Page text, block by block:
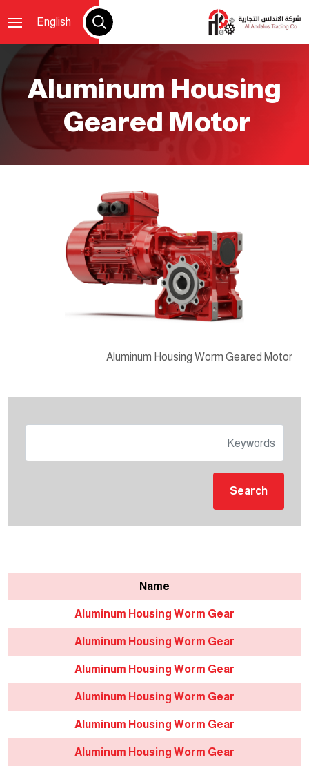
English
Aluminum Housing
Geared Motor
Aluminum Housing Worm Geared Motor
Search
Name
Aluminum Housing Worm Gear
Aluminum Housing Worm Gear
Aluminum Housing Worm Gear
Aluminum Housing Worm Gear
Aluminum Housing Worm Gear
Aluminum Housing Worm Gear